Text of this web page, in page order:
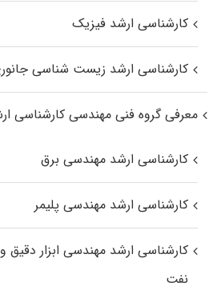
کارشناسی ارشد فیزیک
کارشناسی ارشد زیست‌ شناسی
معرفی گروه فنی مهندسی کارشناسی
کارشناسی ارشد مهندسی برق
کارشناسی ارشد مهندسی پلیمر
کارشناسی ارشد مهندسی ابزار دقیق
نفت